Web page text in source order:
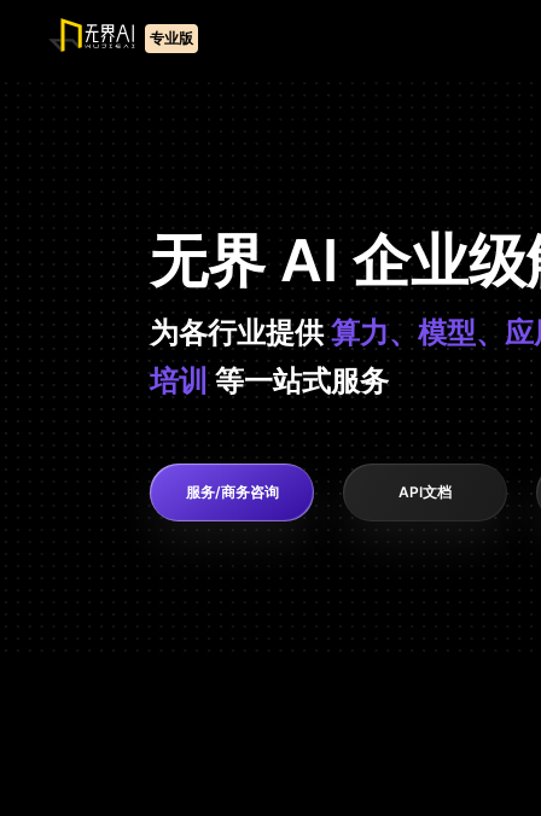
专业版
无界 AI 企业
为各行业提供 算力、模型、
培训 等一站式服务
服务/商务咨询 API文档